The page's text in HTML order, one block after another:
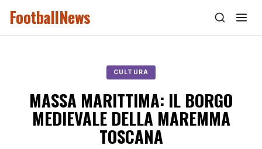
FootballNews
CULTURA
MASSA MARITTIMA: IL BORGO
MEDIEVALE DELLA MAREMMA
TOSCANA